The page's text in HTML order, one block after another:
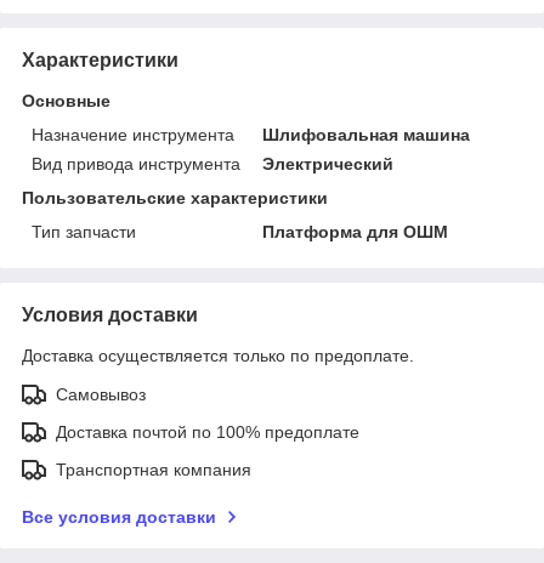
Характеристики
Основные
Назначение инструмента
Шлифовальная машина
Вид привода инструмента
Электрический
Пользовательские характеристики
Тип запчасти
Платформа для ОШМ
Условия доставки
Доставка осуществляется только по предоплате.
Самовывоз
Доставка почтой по 100% предоплате
Транспортная компания
Все условия доставки